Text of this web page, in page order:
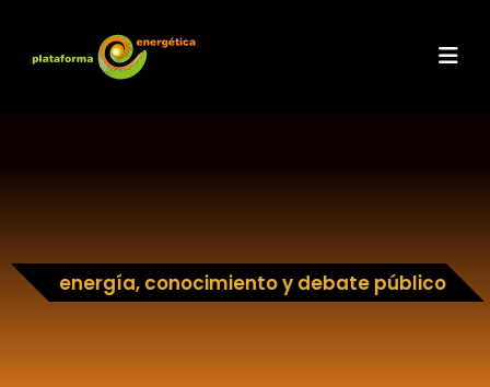
energía, conocimiento y debate público